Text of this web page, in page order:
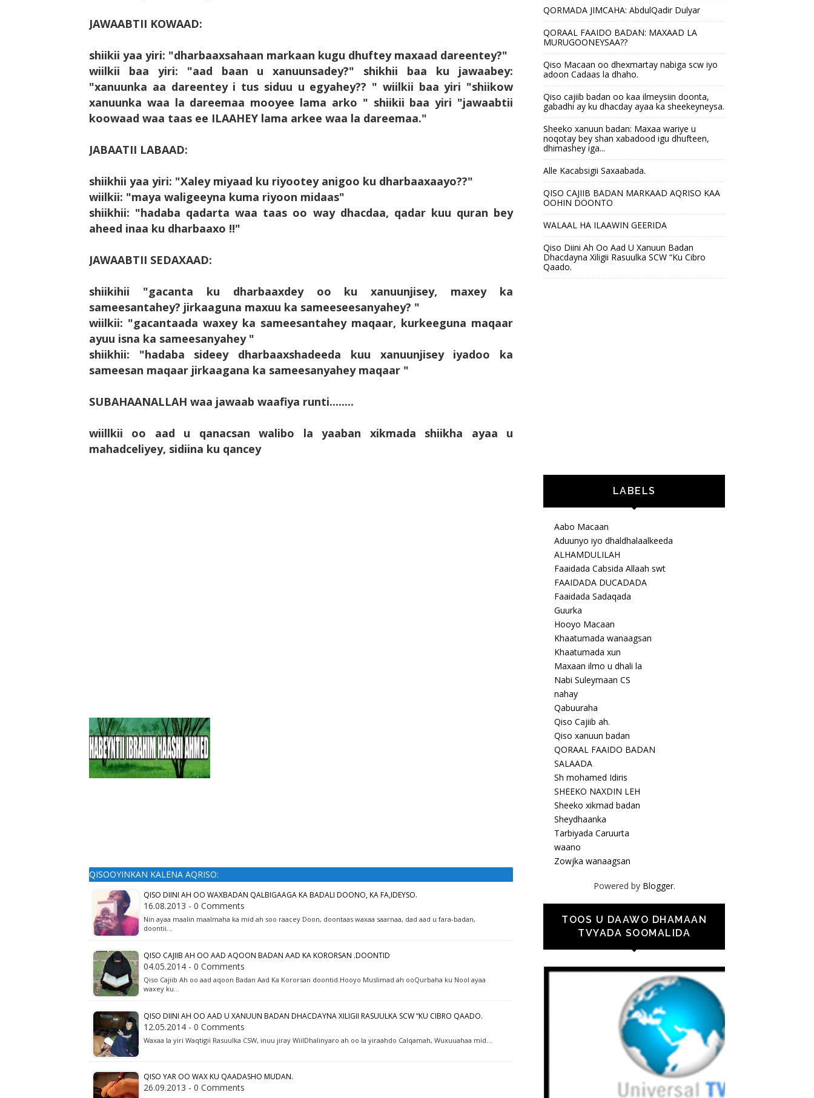
JAWAABTII KOWAAD:
shiikii yaa yiri: "dharbaaxsahaan markaan kugu dhuftey maxaad dareentey?"
wiilkii baa yiri: "aad baan u xanuunsadey?" shikhii baa ku jawaabey:
"xanuunka aa dareentey i tus siduu u egyahey?? " wiilkii baa yiri "shiikow
xanuunka waa la dareemaa mooyee lama arko " shiikii baa yiri "jawaabtii
koowaad waa taas ee ILAAHEY lama arkee waa la dareemaa."
JABAATII LABAAD:
shiikhii yaa yiri: "Xaley miyaad ku riyootey anigoo ku dharbaaxaayo??"
wiilkii: "maya waligeeyna kuma riyoon midaas"
shiikhii: "hadaba qadarta waa taas oo way dhacdaa, qadar kuu quran bey
aheed inaa ku dharbaaxo !!"
JAWAABTII SEDAXAAD:
shiikihii "gacanta ku dharbaaxdey oo ku xanuunjisey, maxey ka
sameesantahey? jirkaaguna maxuu ka sameeseesanyahey? "
wiilkii: "gacantaada waxey ka sameesantahey maqaar, kurkeeguna maqaar
ayuu isna ka sameesanyahey "
shiikhii: "hadaba sideey dharbaaxshadeeda kuu xanuunjisey iyadoo ka
sameesan maqaar jirkaagana ka sameesanyahey maqaar "
SUBAHAANALLAH waa jawaab waafiya runti........
wiillkii oo aad u qanacsan walibo la yaaban xikmada shiikha ayaa u
mahadceliyey, sidiina ku qancey
QISOOYINKAN KALENA AQRISO:
QISO DIINI AH OO WAXBADAN QALBIGAAGA KA BADALI DOONO, KA FA,IDEYSO.
16.08.2013 - 0 Comments
Nin ayaa maalin maalmaha ka mid ah soo raacey Doon, doontaas waxaa saarnaa, dad aad u fara-badan,
doontii…
QISO CAJIIB AH OO AAD AQOON BADAN AAD KA KORORSAN .DOONTID
04.05.2014 - 0 Comments
Qiso Cajiib Ah oo aad aqoon Badan Aad Ka Kororsan doontid.Hooyo Muslimad ah ooQurbaha ku Nool ayaa
waxey ku…
QISO DIINI AH OO AAD U XANUUN BADAN DHACDAYNA XILIGII RASUULKA SCW “KU CIBRO QAADO.
12.05.2014 - 0 Comments
Waxaa la yiri Waqtigii Rasuulka CSW, inuu jiray WiilDhalinyaro ah oo la yiraahdo Calqamah, Wuxuuahaa mid…
QISO YAR OO WAX KU QAADASHO MUDAN.
26.09.2013 - 0 Comments
QORMADA JIMCAHA: AbdulQadir Dulyar
QORAAL FAAIDO BADAN: MAXAAD LA
MURUGOONEYSAA??
Qiso Macaan oo dhexmartay nabiga scw iyo
adoon Cadaas la dhaho.
Qiso cajiib badan oo kaa ilmeysiin doonta,
gabadhi ay ku dhacday ayaa ka sheekeyneysa.
Sheeko xanuun badan: Maxaa wariye u
noqotay bey shan xabadood igu dhufteen,
dhimashey iga...
Alle Kacabsigii Saxaabada.
QISO CAJIIB BADAN MARKAAD AQRISO KAA
OOHIN DOONTO
WALAAL HA ILAAWIN GEERIDA
Qiso Diini Ah Oo Aad U Xanuun Badan
Dhacdayna Xiligii Rasuulka SCW “Ku Cibro
Qaado.
LABELS
Aabo Macaan
Aduunyo iyo dhaldhalaalkeeda
ALHAMDULILAH
Faaidada Cabsida Allaah swt
FAAIDADA DUCADADA
Faaidada Sadaqada
Guurka
Hooyo Macaan
Khaatumada wanaagsan
Khaatumada xun
Maxaan ilmo u dhali la
Nabi Suleymaan CS
nahay
Qabuuraha
Qiso Cajiib ah.
Qiso xanuun badan
QORAAL FAAIDO BADAN
SALAADA
Sh mohamed Idiris
SHEEKO NAXDIN LEH
Sheeko xikmad badan
Sheydhaanka
Tarbiyada Caruurta
waano
Zowjka wanaagsan
Powered by Blogger.
TOOS U DAAWO DHAMAAN
TVYADA SOOMALIDA